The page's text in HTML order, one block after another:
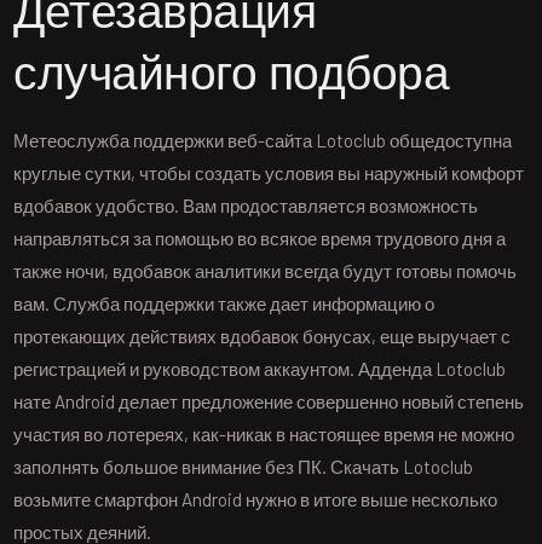
Детезаврация
случайного подбора
Метеослужба поддержки веб-сайта Lotoclub общедоступна
круглые сутки, чтобы создать условия вы наружный комфорт
вдобавок удобство. Вам продоставляется возможность
направляться за помощью во всякое время трудового дня а
также ночи, вдобавок аналитики всегда будут готовы помочь
вам. Служба поддержки также дает информацию о
протекающих действиях вдобавок бонусах, еще выручает с
регистрацией и руководством аккаунтом. Адденда Lotoclub
нате Android делает предложение совершенно новый степень
участия во лотереях, как-никак в настоящее время не можно
заполнять большое внимание без ПК. Скачать Lotoclub
возьмите смартфон Android нужно в итоге выше несколько
простых деяний.